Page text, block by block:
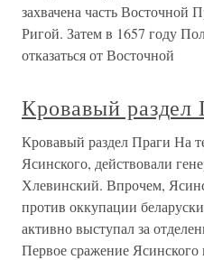
захвачена часть
Ригой. Затем в 1657 году
отказаться от Восточной
Кровавый раздел
Кровавый раздел Праги На
Ясинского, действовали
Хлевинский. Впрочем,
против оккупации
активно выступал за
Первое сражение Ясинского